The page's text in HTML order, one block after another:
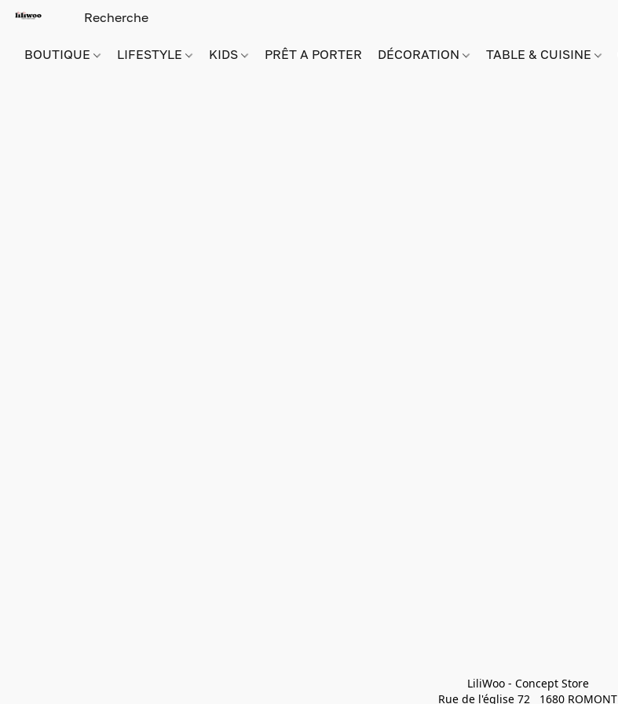
BOUTIQUE LIFESTYLE KIDS PRÊT A PORTER DÉCORATION TABLE & CUISINE
LiliWoo - Concept Store
Rue de l'église 72   1680 ROMONT